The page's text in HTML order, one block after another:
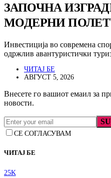
ЗАПОЧНА
МОДЕРНИ
Инвестиција во современа
одржлив авантуристички
ЧИТАЈ БЕ
АВГУСТ 5, 2026
Внесете го вашиот емаил за
новости.
СЕ СОГЛАСУВАМ
ЧИТАЈ БЕ
25K